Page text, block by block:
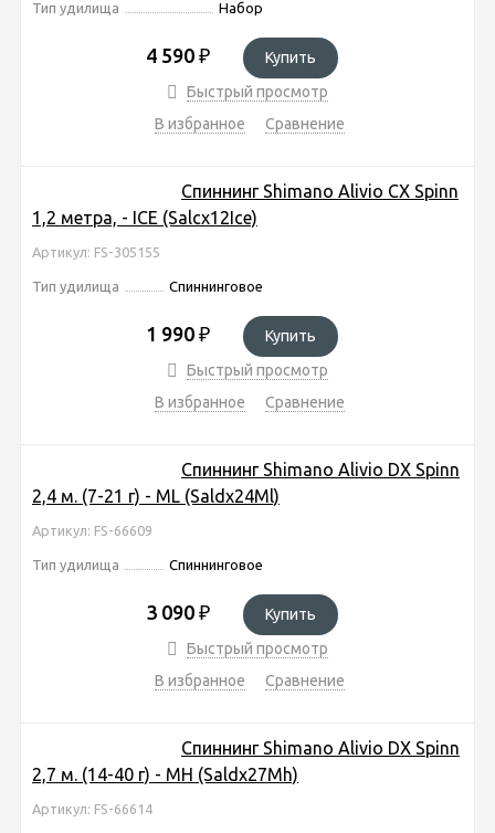
Тип удилища Набор
4 590 ₽
Купить
Быстрый просмотр
В избранное
Сравнение
Спиннинг Shimano Alivio CX Spinn
1,2 метра, - ICE (Salcx12Ice)
Артикул: FS-305155
Тип удилища Спиннинговое
1 990 ₽
Купить
Быстрый просмотр
В избранное
Сравнение
Спиннинг Shimano Alivio DX Spinn
2,4 м. (7-21 г) - ML (Saldx24Ml)
Артикул: FS-66609
Тип удилища Спиннинговое
3 090 ₽
Купить
Быстрый просмотр
В избранное
Сравнение
Спиннинг Shimano Alivio DX Spinn
2,7 м. (14-40 г) - MH (Saldx27Mh)
Артикул: FS-66614